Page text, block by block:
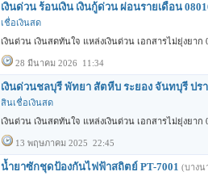
เงินด่วน ร้อนเงิน เงินกู้ด่วน ผ่อนรายเดือน
เชื่อเงินสด
เงินด่วน เงินสดทันใจ แหล่งเงินด่วน เอกสารไม่ยุ่งยา
28 มีนาคม 2026 11:34
เงินด่วนชลบุรี พัทยา สัตหีบ ระยอง จันทบุรี ปร
สินเชื่อเงินสด
เงินด่วน เงินสดทันใจ แหล่งเงินด่วน เอกสารไม่ยุ่งยา
13 พฤษภาคม 2025 22:45
น้ำยาซักชุดป้องกันไฟฟ้าสถิตย์ PT-7001 (บางน